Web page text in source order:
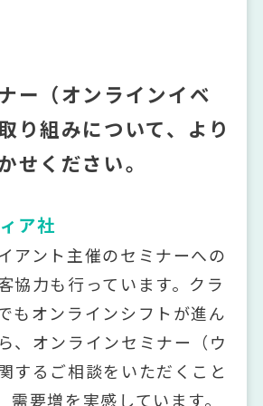
ー（オンラインイベ
り組みについて、より
せください。
ア社
アント主催のセミナーへの
協力も行っています。クラ
もオンラインシフトが進ん
、オンラインセミナー（ウ
するご相談をいただくこと
需要増を実感しています。